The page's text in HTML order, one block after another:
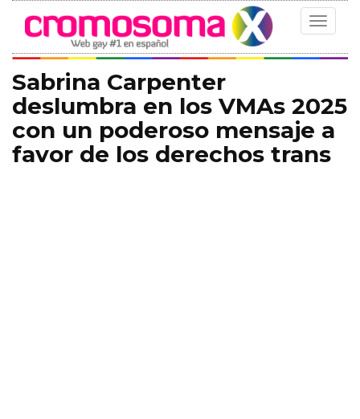
Toggle
Sabrina Carpenter
deslumbra en los VMAs 2025
con un poderoso mensaje a
favor de los derechos trans